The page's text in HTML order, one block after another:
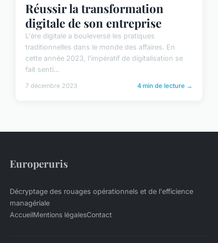
Réussir la transformation
digitale de son entreprise
L'ère digitale a bouleversé les pratiques
traditionnelles dans le monde des affaires. En
cette année 2023, l'impératif de digitalisation se
fait senti...
7 décembre 2023 4 min de lecture →
Europeruris
Décryptage des rouages opérationnels et de l'efficience
managériale
AccueilMentions légalesContact